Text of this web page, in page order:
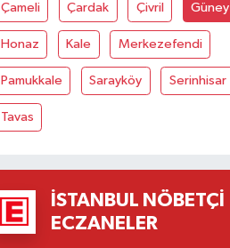
Çameli Çardak Çivril Güney
Honaz Kale Merkezefendi
Pamukkale Sarayköy Serinhisar
Tavas
İSTANBUL NÖBETÇI
ECZANELER